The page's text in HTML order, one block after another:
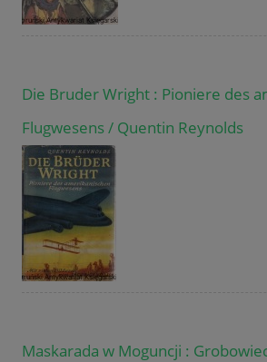
Die Bruder Wright : Pioniere des
Flugwesens / Quentin Reynolds
Maskarada w Moguncji :